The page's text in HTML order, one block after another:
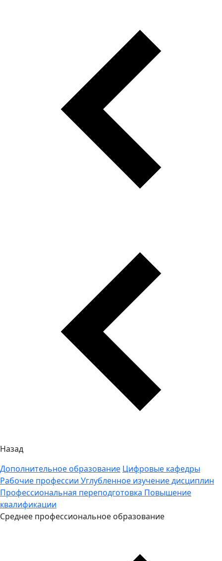
Назад
Дополнительное образование Цифровые кафедры
Рабочие профессии Углубленное изучение дисциплин
Профессиональная переподготовка Повышение
квалификации
Среднее профессиональное образование